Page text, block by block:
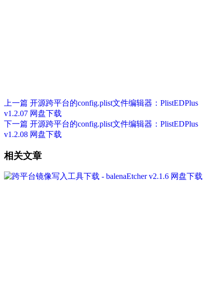
上一篇 开源跨平台的config.plist文件编辑器：PlistEDPlus
v1.2.07 网盘下载
下一篇 开源跨平台的config.plist文件编辑器：PlistEDPlus
v1.2.08 网盘下载
相关文章